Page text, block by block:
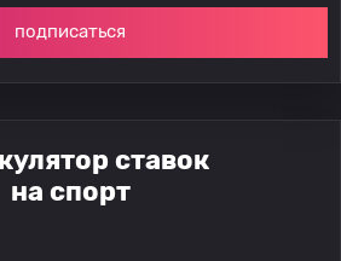
подписаться
ставок
на спорт